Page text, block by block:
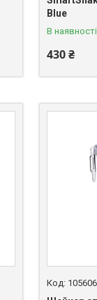
Blue
В наявності
430 ₴